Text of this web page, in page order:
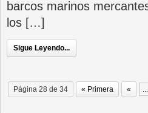
barcos marinos
los […]
Sigue Leyendo...
Página 28 de 34 « Primera « ...